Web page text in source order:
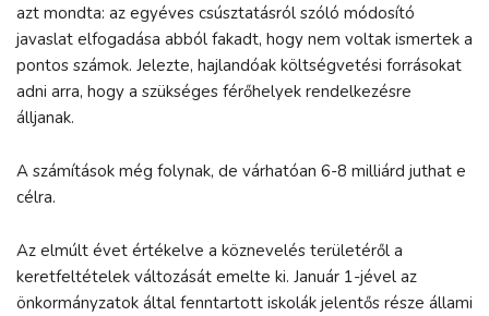
azt mondta: az egyéves csúsztatásról szóló módosító
javaslat elfogadása abból fakadt, hogy nem voltak ismertek a
pontos számok. Jelezte, hajlandóak költségvetési forrásokat
adni arra, hogy a szükséges férőhelyek rendelkezésre
álljanak.
A számítások még folynak, de várhatóan 6-8 milliárd juthat e
célra.
Az elmúlt évet értékelve a köznevelés területéről a
keretfeltételek változását emelte ki. Január 1-jével az
önkormányzatok által fenntartott iskolák jelentős része állami